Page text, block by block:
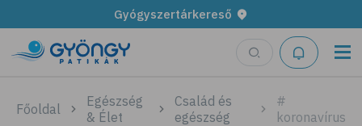
Gyógyszertárkereső
Főoldal
Egészség
& Élet
Család és
egészség
#
koronavírus